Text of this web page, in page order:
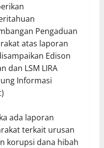
Pengaduan
atas laporan
Edison
dan LSM LIRA
Informasi
ada laporan
terkait urusan
korupsi dana hibah